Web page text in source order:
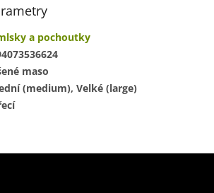
a pochoutky
maso
(medium), Velké (large)